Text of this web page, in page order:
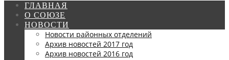
ГЛАВНАЯ
О СОЮЗЕ
НОВОСТИ
Новости районных отделений
Архив новостей 2017 год
Архив новостей 2016 год